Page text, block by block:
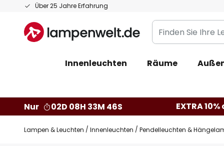
Über 25 Jahre Erfahrung
Zum
springen
Finden
Sie
Leuchte...
Innenleuchten Räume
Nur
02D 08H 33M 45S EXTRA
Lampen & Leuchten Innenleuchten Pendelleuchten &